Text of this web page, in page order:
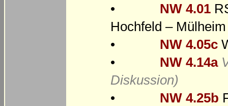
•
NW 4.01
Hochfeld –
•
NW 4.05c
•
NW 4.14a
Diskussion)
•
NW 4.25b